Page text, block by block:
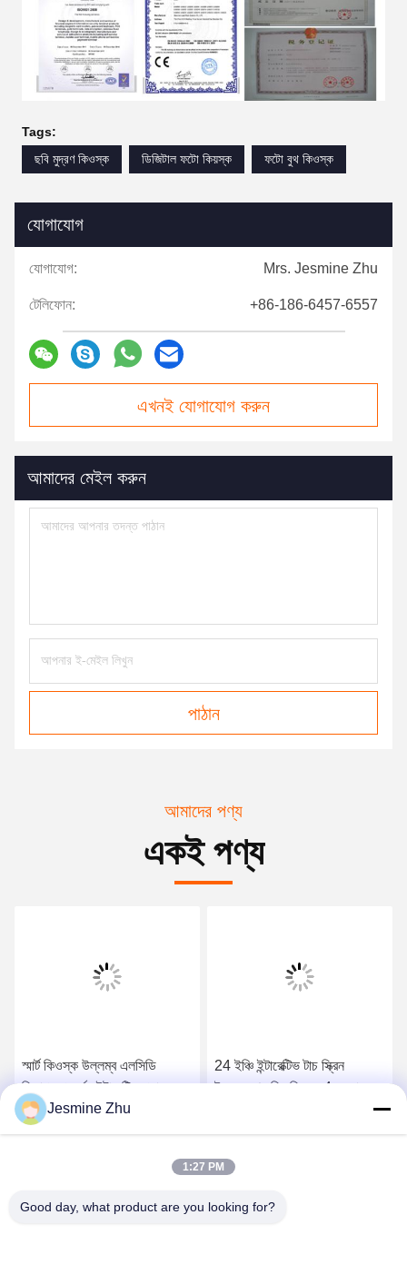
Tags:
ছবি মুদ্রণ কিওস্ক
ডিজিটাল ফটো কিয়স্ক ফটো বুথ কিওস্ক
যোগাযোগ
যোগাযোগ: Mrs. Jesmine Zhu
টেলিফোন: +86-186-6457-6557
এখনই যোগাযোগ করুন
আমাদের মেইল ​​করুন
পাঠান
আমাদের পণ্য
একই পণ্য
স্মার্ট কিওস্ক উল্লম্ব এলসিডি
বিজ্ঞাপন প্রদর্শন ইন্টারেক্টিভ প্যানেল
ডিজিটাল সিগনেজ টোটেম
সেরা মূল্য পান
24 ইঞ্চি ইন্টারেক্টিভ টাচ স্ক্রিন
ইনফরমেশন কিওস্কি এ 4 লেজার
সেরা মূল্য পান
Jesmine Zhu
1:27 PM
Good day, what product are you looking for?